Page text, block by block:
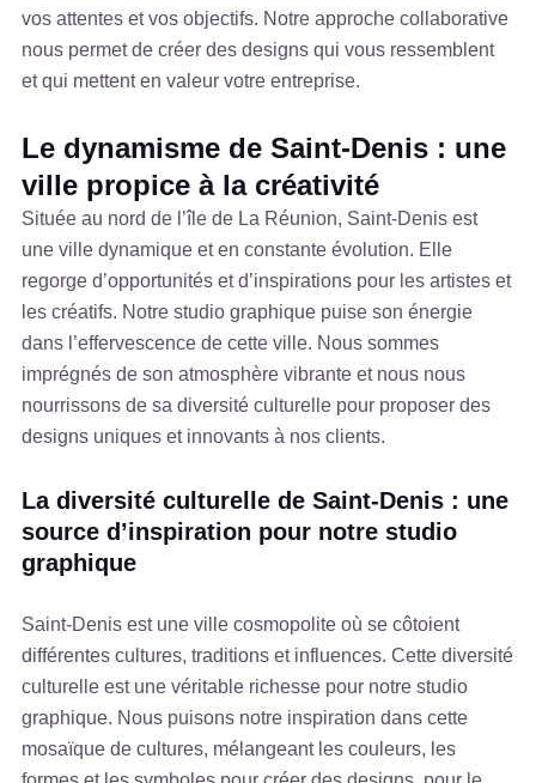
vos attentes et vos objectifs. Notre approche collaborative
nous permet de créer des designs qui vous ressemblent
et qui mettent en valeur votre entreprise.
Le dynamisme de Saint-Denis : une
ville propice à la créativité
Située au nord de l’île de La Réunion, Saint-Denis est
une ville dynamique et en constante évolution. Elle
regorge d’opportunités et d’inspirations pour les artistes et
les créatifs. Notre studio graphique puise son énergie
dans l’effervescence de cette ville. Nous sommes
imprégnés de son atmosphère vibrante et nous nous
nourrissons de sa diversité culturelle pour proposer des
designs uniques et innovants à nos clients.
La diversité culturelle de Saint-Denis : une
source d’inspiration pour notre studio
graphique
Saint-Denis est une ville cosmopolite où se côtoient
différentes cultures, traditions et influences. Cette diversité
culturelle est une véritable richesse pour notre studio
graphique. Nous puisons notre inspiration dans cette
mosaïque de cultures, mélangeant les couleurs, les